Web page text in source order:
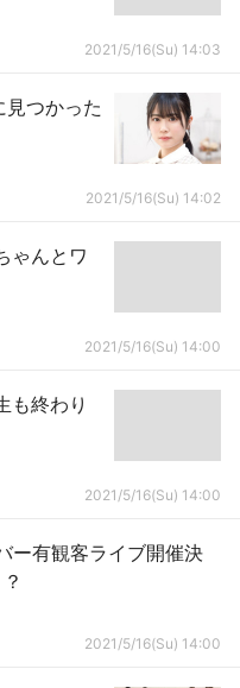
2021/5/16(Su) 14:03
見つかった
2021/5/16(Su) 14:02
ゃんとワ
2021/5/16(Su) 14:00
も終わり
2021/5/16(Su) 14:00
ー有観客ライブ開催決
2021/5/16(Su) 14:00